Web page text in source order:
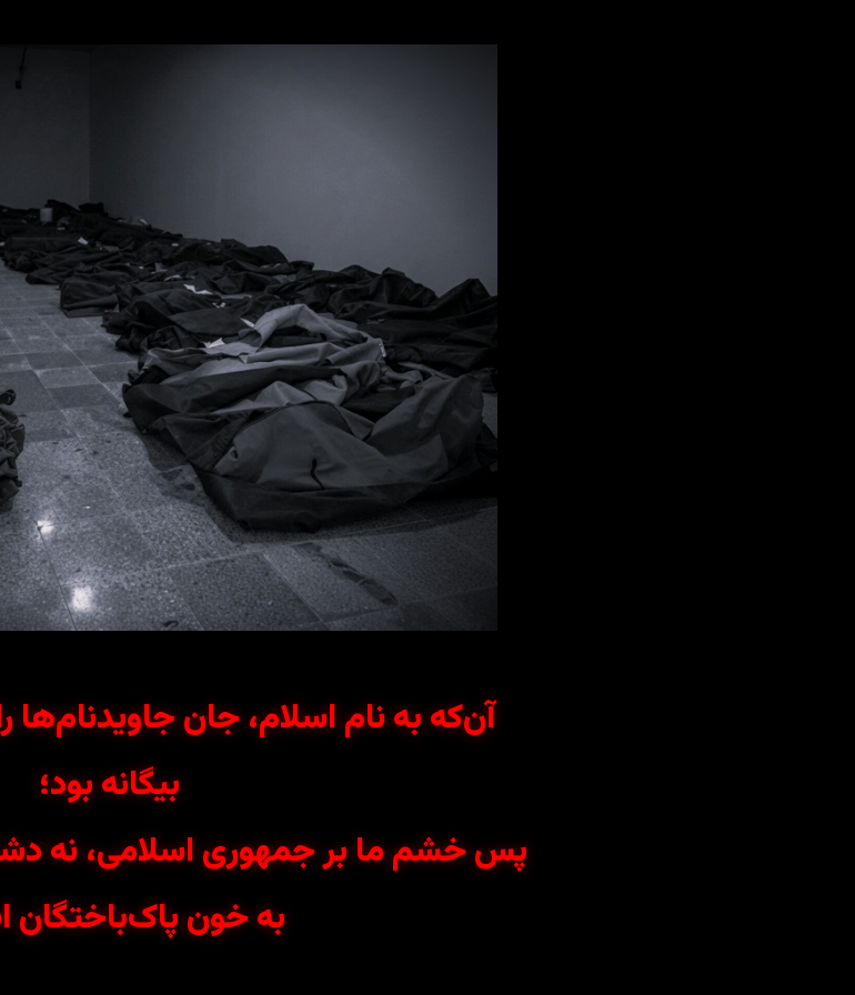
آن‌که به نام اسلام، جان جاویدنام‌ها
بیگانه بود؛
پس خشم ما بر جمهوری اسلامی، نه
به خون